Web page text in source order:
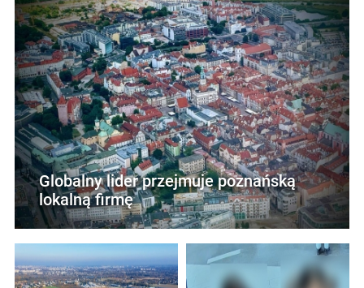
Globalny lider przejmuje poznańską
lokalną firmę